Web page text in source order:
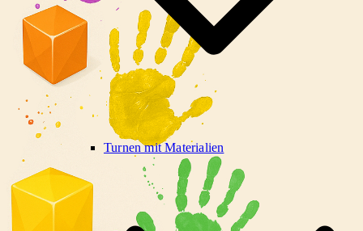
Turnen mit Materialien